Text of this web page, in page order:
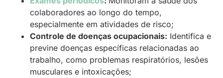
colaboradores ao longo do tempo,
especialmente em atividades de risco;
Controle de doenças ocupacionais: Identifica e
previne doenças específicas relacionadas ao
trabalho, como problemas respiratórios, lesões
musculares e intoxicações;